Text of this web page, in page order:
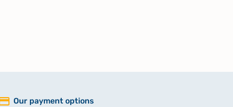
Our payment options